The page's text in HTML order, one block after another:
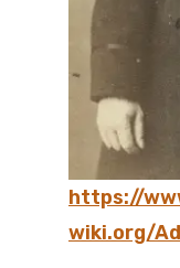
https://
wiki.org/